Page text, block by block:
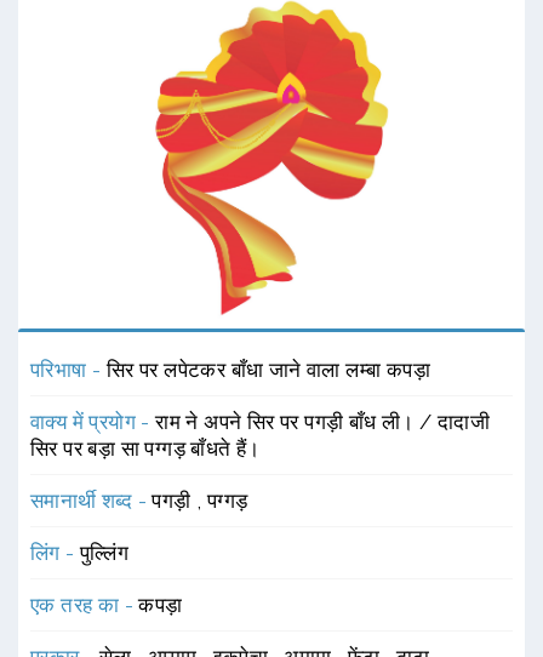
परिभाषा -सिर पर लपेटकर बाँधा जाने वाला लम्बा कपड़ा
वाक्य में प्रयोग -राम ने अपने सिर पर पगड़ी बाँध ली। / दादाजी
सिर पर बड़ा सा पग्गड़ बाँधते हैं।
समानार्थी शब्द -पगड़ी ,पग्गड़
लिंग -पुल्लिंग
एक तरह का -कपड़ा